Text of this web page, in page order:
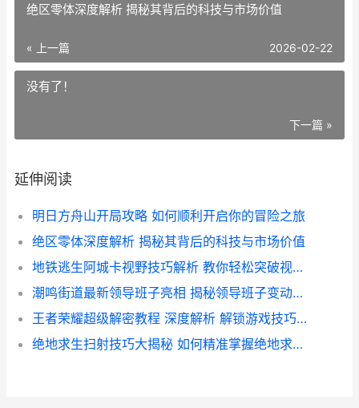
绝区零体深度解析 揭秘其背后的科技与市场价值
« 上一篇 2026-02-22
没有了！
下一篇 »
延伸阅读
明日方舟山开局攻略 如何顺利开启你的冒险之旅
绝区零体深度解析 揭秘其背后的科技与市场价值
地铁逃生阿城卡视野技巧解析 教你轻松突破视觉限制攻略
潮鸣街道最新领导班子亮相 揭秘领导班子变动背后的战略布局
王者荣耀超级解密教程 深度解析 解锁游戏技巧与秘密
绝地求生扫射技巧大揭秘 如何精准掌握绝地求生怎么扫射